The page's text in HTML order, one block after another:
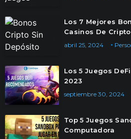
Los 7 Mejores
Casinos De
abril 25, 2024
Los 5 Juegos
2023
septiembre 30, 2024
Top 5 Juegos
Computadora